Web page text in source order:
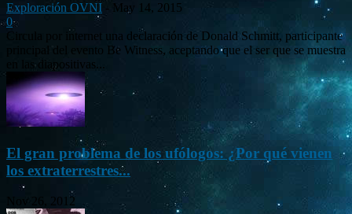
Exploración OVNI - May 14, 2015
0
Circula por internet una declaración de Donald Schmitt, participante
principal del evento Be Witness, aceptando que el ser que se muestra
en las diapositivas...
El gran problema de los ufólogos: ¿Por qué vienen
los extraterrestres...
Nov 26, 2012